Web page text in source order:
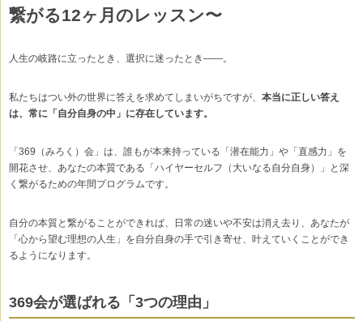
繋がる12ヶ月のレッスン〜
人生の岐路に立ったとき、選択に迷ったとき——。
私たちはつい外の世界に答えを求めてしまいがちですが、 本当に正しい答え
は、常に「自分自身の中」に存在しています。
「369（みろく）会」は、誰もが本来持っている「潜在能力」や「直感力」を
開花させ、あなたの本質である「ハイヤーセルフ（大いなる自分自身）」と深
く繋がるための年間プログラムです。
自分の本質と繋がることができれば、日常の迷いや不安は消え去り、あなたが
「心から望む理想の人生」を自分自身の手で引き寄せ、叶えていくことができ
るようになります。
369会が選ばれる「3つの理由」